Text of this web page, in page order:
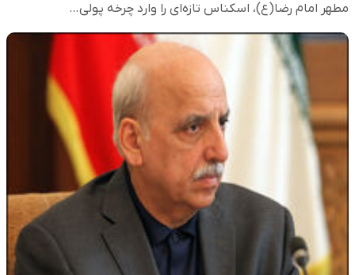
مطهر امام رضا(ع)، اسکناس تازه‌ای را وارد چرخه پولی…